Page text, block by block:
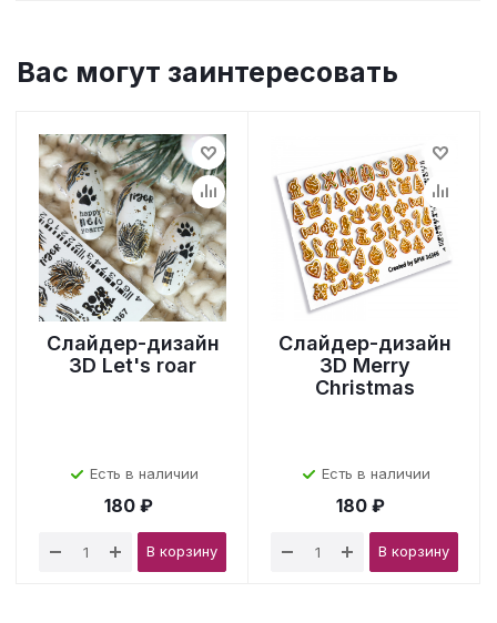
Вас могут заинтересовать
Слайдер-дизайн
3D Let's roar
Есть в наличии
180 ₽
В корзину
Слайдер-дизайн
3D Merry
Christmas
Есть в наличии
180 ₽
В корзину